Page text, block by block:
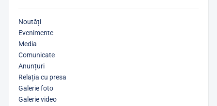
Noutăți
Evenimente
Media
Comunicate
Anunțuri
Relația cu presa
Galerie foto
Galerie video